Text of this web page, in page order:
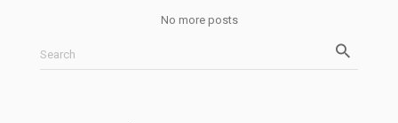
No more posts
Search